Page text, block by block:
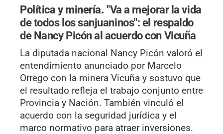
Política y minería."Va a mejorar la vida
de todos los sanjuaninos": el respaldo
de Nancy Picón al acuerdo con Vicuña
La diputada nacional Nancy Picón valoró el
entendimiento anunciado por Marcelo
Orrego con la minera Vicuña y sostuvo que
el resultado refleja el trabajo conjunto entre
Provincia y Nación. También vinculó el
acuerdo con la seguridad jurídica y el
marco normativo para atraer inversiones.